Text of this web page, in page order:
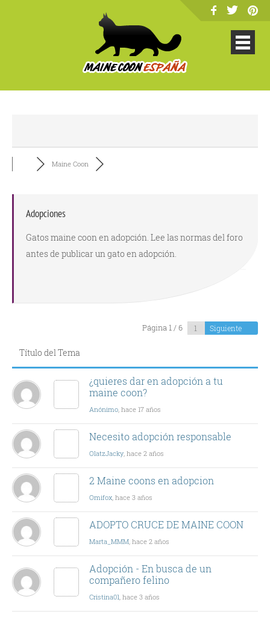
Maine Coon
Adopciones
Gatos maine coon en adopción. Lee las normas del foro
antes de publicar un gato en adopción.
Página 1 / 6 Siguiente
Título del Tema
¿quieres dar en adopción a tu
maine coon?
Anónimo, hace 17 años
Necesito adopción responsable
OlatzJacky, hace 2 años
2 Maine coons en adopcion
Omifox, hace 3 años
ADOPTO CRUCE DE MAINE COON
Marta_MMM, hace 2 años
Adopción - En busca de un
compañero felino
Cristina01, hace 3 años